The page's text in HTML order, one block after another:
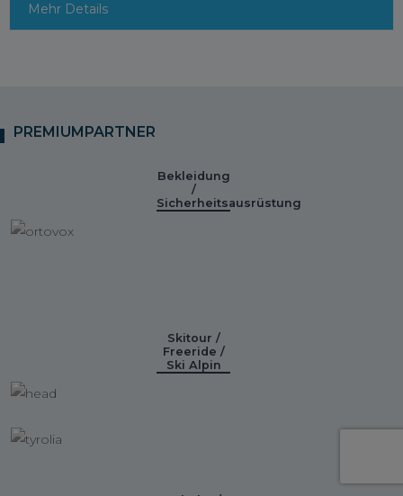
Mehr Details
PREMIUMPARTNER
Bekleidung
/
Sicherheitsausrüstung
Skitour /
Freeride /
Ski Alpin